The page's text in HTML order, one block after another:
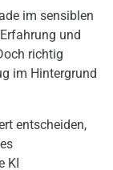
im sensiblen
und
richtig
im Hintergrund
entscheiden,
KI